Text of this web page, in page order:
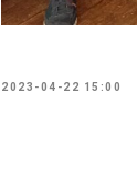
2023-04-22 15:00